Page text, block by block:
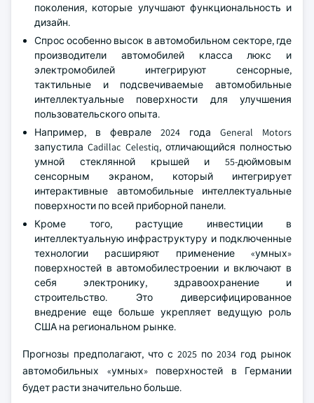
поколения, которые улучшают функциональность и
дизайн.
Спрос особенно высок в автомобильном секторе, где
производители автомобилей класса люкс и
электромобилей интегрируют сенсорные,
тактильные и подсвечиваемые автомобильные
интеллектуальные поверхности для улучшения
пользовательского опыта.
Например, в феврале 2024 года General Motors
запустила Cadillac Celestiq, отличающийся полностью
умной стеклянной крышей и 55-дюймовым
сенсорным экраном, который интегрирует
интерактивные автомобильные интеллектуальные
поверхности по всей приборной панели.
Кроме того, растущие инвестиции в
интеллектуальную инфраструктуру и подключенные
технологии расширяют применение «умных»
поверхностей в автомобилестроении и включают в
себя электронику, здравоохранение и
строительство. Это диверсифицированное
внедрение еще больше укрепляет ведущую роль
США на региональном рынке.
Прогнозы предполагают, что с 2025 по 2034 год рынок
автомобильных «умных» поверхностей в Германии
будет расти значительно больше.